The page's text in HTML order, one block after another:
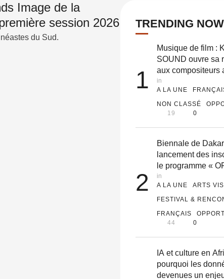
Image de la
session 2026
du Sud.
TRENDING NOW
1
Musique de film :
SOUND ouvre sa
aux compositeurs
in
A LA UNE
NON CLASSÉ
19
0
2
Biennale de
lancement des
le programme «
in
A LA UNE
ARTS
FESTIVAL &
FRANÇAIS
44
0
IA et culture en
pourquoi les
devenues un